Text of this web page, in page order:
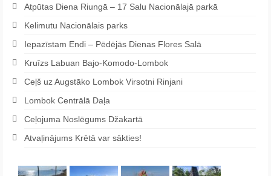
Atpūtas Diena Riungā – 17 Salu Nacionālajā parkā
Kelimutu Nacionālais parks
Iepazīstam Endi – Pēdējās Dienas Flores Salā
Kruīzs Labuan Bajo-Komodo-Lombok
Ceļš uz Augstāko Lombok Virsotni Rinjani
Lombok Centrālā Daļa
Ceļojuma Noslēgums Džakartā
Atvaļinājums Krētā var sākties!